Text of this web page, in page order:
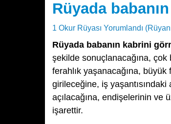
Rüyada
1 Okur Rüyası Yorumlandı
Rüyada babanın kabrini
şekilde sonuçlanacağına, çok
ferahlık yaşanacağına,
girileceğine, iş
açılacağına, endişelerinin ve
işarettir.